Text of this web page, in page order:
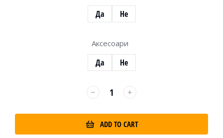
Да Не
Аксесоари
Да Не
ADD TO CART